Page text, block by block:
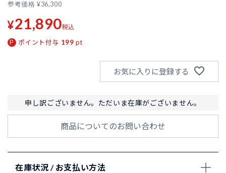
参考価格 ¥36,300
¥21,890税込
ポイント付与 199 pt
お気に入りに登録する
申し訳ございません。ただいま在庫がございません。
商品についてのお問い合わせ
在庫状況 / お支払い方法